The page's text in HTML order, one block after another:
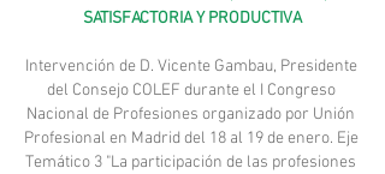
SATISFACTORIA Y PRODUCTIVA
Intervención de D. Vicente Gambau, Presidente
del Consejo COLEF durante el I Congreso
Nacional de Profesiones organizado por Unión
Profesional en Madrid del 18 al 19 de enero. Eje
Temático 3 "La participación de las profesiones